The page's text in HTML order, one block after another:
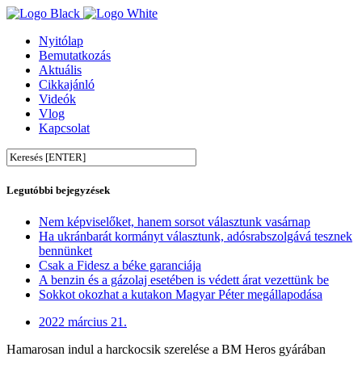
Nyitólap
Bemutatkozás
Aktuális
Cikkajánló
Videók
Vlog
Kapcsolat
Legutóbbi bejegyzések
Nem képviselőket, hanem sorsot választunk vasárnap
Ha ukránbarát kormányt választunk, adósrabszolgává tesznek
bennünket
Csak a Fidesz a béke garanciája
A benzin és a gázolaj esetében is védett árat vezettünk be
Sokkot okozhat a kutakon Magyar Péter megállapodása
2022 március 21.
Hamarosan indul a harckocsik szerelése a BM Heros gyárában